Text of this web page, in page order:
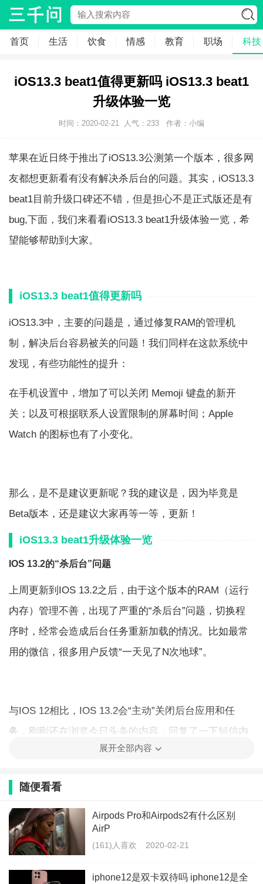
首页 生活 饮食 情感 教育 职场 科技
iOS13.3 beat1值得更新吗 iOS13.3 beat1
升级体验一览
时间：2020-02-21 人气： 233 作者：小编
苹果在近日终于推出了iOS13.3公测第一个版本，很多网
友都想更新看有没有解决杀后台的问题。其实，iOS13.3
beat1目前升级口碑还不错，但是担心不是正式版还是有
bug,下面，我们来看看iOS13.3 beat1升级体验一览，希
望能够帮助到大家。
iOS13.3 beat1值得更新吗
iOS13.3中，主要的问题是，通过修复RAM的管理机
制，解决后台容易被关的问题！我们同样在这款系统中
发现，有些功能性的提升：
在手机设置中，增加了可以关闭 Memoji 键盘的新开
关；以及可根据联系人设置限制的屏幕时间；Apple
Watch 的图标也有了小变化。
那么，是不是建议更新呢？我的建议是，因为毕竟是
Beta版本，还是建议大家再等一等，更新！
iOS13.3 beat1升级体验一览
IOS 13.2的“杀后台”问题
上周更新到IOS 13.2之后，由于这个版本的RAM（运行
内存）管理不善，出现了严重的“杀后台”问题，切换程
序时，经常会造成后台任务重新加载的情况。比如最常
用的微信，很多用户反馈“一天见了N次地球”。
与IOS 12相比，IOS 13.2会“主动”关闭后台应用和任
务，刚刚还在浏览今日头条的内容，回复了一下短信内
容，切换回来，就重新加载了，还需要重新打开原来的
通过描述文件的方式，可以升级到IOS 13.3公测版，一
些用户升级后，杀后台问题得到了有效解决。应用程序
展开全部内容
随便看看
Airpods Pro和Airpods2有什么区别
AirP
(161)人喜欢 2020-02-21
iphone12是双卡双待吗 iphone12是全